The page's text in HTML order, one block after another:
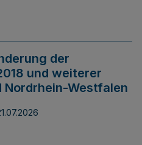
der
und weiterer
Westfalen